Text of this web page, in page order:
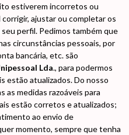
estiverem incorretos ou
ajustar ou completar os
perfil. Pedimos também que
circunstâncias pessoais, por
bancária, etc. são
Lda., para podermos
estão atualizados. Do nosso
as medidas razoáveis para
estão corretos e atualizados;
ao envio de
momento, sempre que tenha